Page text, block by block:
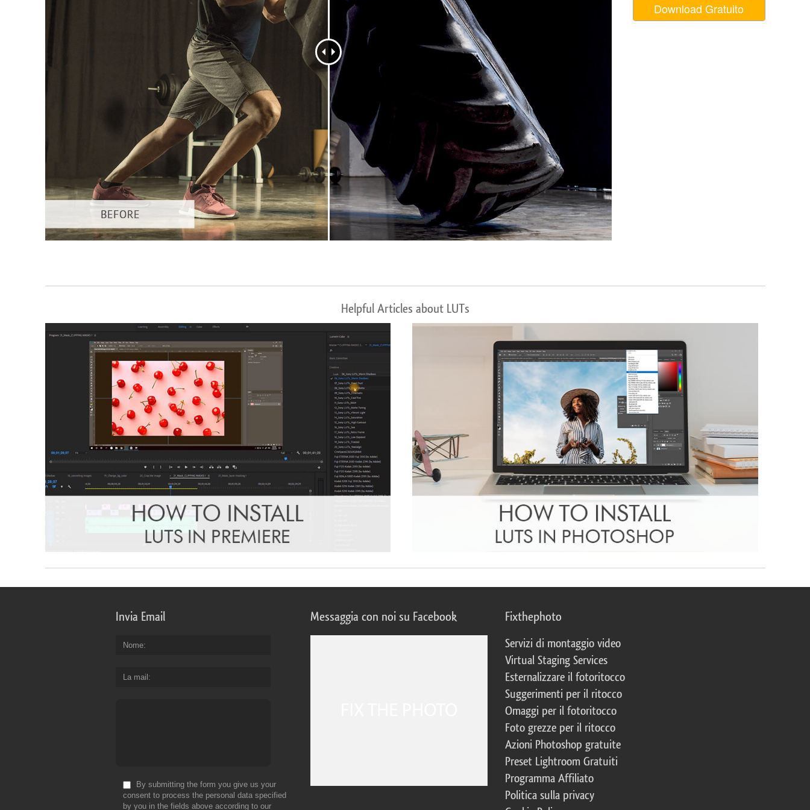
Servizi di ritocco del prodotto Dati di Addestramento AI Video Editing ServicesDownload Gratuito
Helpful Articles about LUTs
Invia Email
Nome
La mail
By submitting the form you give us your
consent to process the personal data specified
by you in the fields above according to our
Messaggia con noi su Facebook Fixthephoto
Servizi di montaggio video
Virtual Staging Services
Esternalizzare il fotoritocco
Suggerimenti per il ritocco
Omaggi per il fotoritocco
Foto grezze per il ritocco
Azioni Photoshop gratuite
Preset Lightroom Gratuiti
Programma Affiliato
Politica sulla privacy